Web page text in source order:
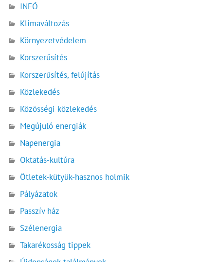
INFÓ
Klímaváltozás
Környezetvédelem
Korszerűsítés
Korszerűsítés, felújítás
Közlekedés
Közösségi közlekedés
Megújuló energiák
Napenergia
Oktatás-kultúra
Ötletek-kütyük-hasznos holmik
Pályázatok
Passzív ház
Szélenergia
Takarékosság tippek